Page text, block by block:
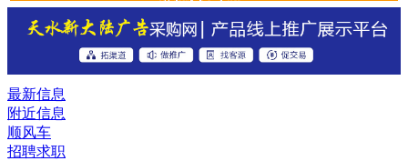
最新信息
附近信息
顺风车
招聘求职